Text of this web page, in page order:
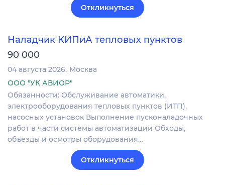
Откликнуться
Наладчик КИПиА тепловых пунктов
90 000
04 августа 2026 Москва
ООО "УК АВИОР"
Обязанности: Обслуживание автоматики,
электрооборудования тепловых пунктов (ИТП),
насосных установок Выполнение пусконаладочных
работ в части системы автоматизации Обходы,
объезды и осмотры оборудования…
Откликнуться